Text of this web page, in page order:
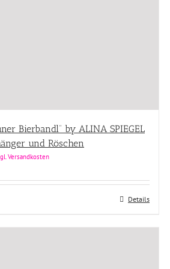
Bierbandl” by ALINA SPIEGEL
und Röschen
Versandkosten
Details